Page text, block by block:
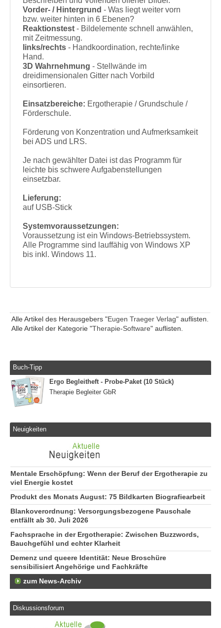
Vorder- / Hintergrund - Was liegt weiter vorn
bzw. weiter hinten in 6 Ebenen?
Reaktionstest - Bildelemente schnell anwählen,
mit Zeitmessung.
links/rechts - Handkoordination, rechte/linke
Hand.
3D Wahrnehmung - Stellwände im
dreidimensionalen Gitter nach Vorbild
einsortieren.
Einsatzbereiche: Ergotherapie / Grundschule /
Förderschule.
Förderung von Konzentration und Aufmerksamkeit
bei ADS und LRS.
Je nach gewählter Datei ist das Programm für
leichte bis schwere Aufgabenstellungen
einsetzbar.
Lieferung:
auf USB-Stick
Systemvoraussetzungen:
Voraussetzung ist ein Windows-Betriebssystem.
Alle Programme sind lauffähig von Windows XP
bis inkl. Windows 11.
Alle Artikel des Herausgebers "Eugen Traeger Verlag" auflisten.
Alle Artikel der Kategorie "Therapie-Software" auflisten.
Buch-Tipp
Ergo Begleitheft - Probe-Paket (10 Stück)
Therapie Begleiter GbR
Neuigkeiten
Mentale Erschöpfung: Wenn der Beruf der Ergotherapie zu
viel Energie kostet
Produkt des Monats August: 75 Bildkarten Biografiearbeit
Blankoverordnung: Versorgungsbezogene Pauschale
entfällt ab 30. Juli 2026
Fachsprache in der Ergotherapie: Zwischen Buzzwords,
Bauchgefühl und echter Klarheit
Demenz und queere Identität: Neue Broschüre
sensibilisiert Angehörige und Fachkräfte
zum News-Archiv
Diskussionsforum